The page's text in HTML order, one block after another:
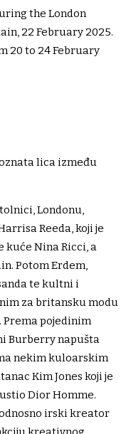
lica između
Londonu,
Reeda, koji je
Nina Ricci, a
Potom Erdem,
te kultni i
za britansku modu
Prema pojedinim
Burberry napušta
nekim kuloarskim
Kim Jones koji je
Dior Homme.
irski kreator